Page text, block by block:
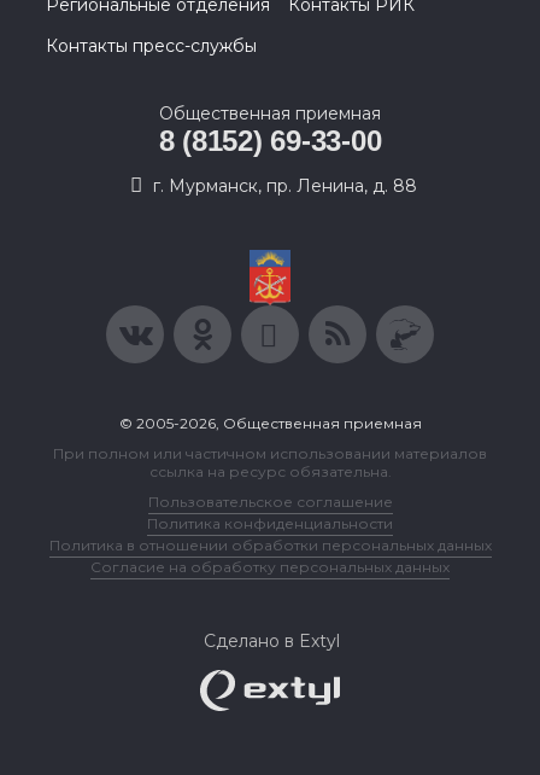
Региональные отделения
Контакты РИК
Контакты пресс-службы
Общественная приемная
8 (8152) 69-33-00
г. Мурманск, пр. Ленина, д. 88
© 2005-2026, Общественная приемная
При полном или частичном использовании материалов
ссылка на ресурс обязательна.
Пользовательское соглашение
Политика конфиденциальности
Политика в отношении обработки персональных данных
Согласие на обработку персональных данных
Сделано в Extyl